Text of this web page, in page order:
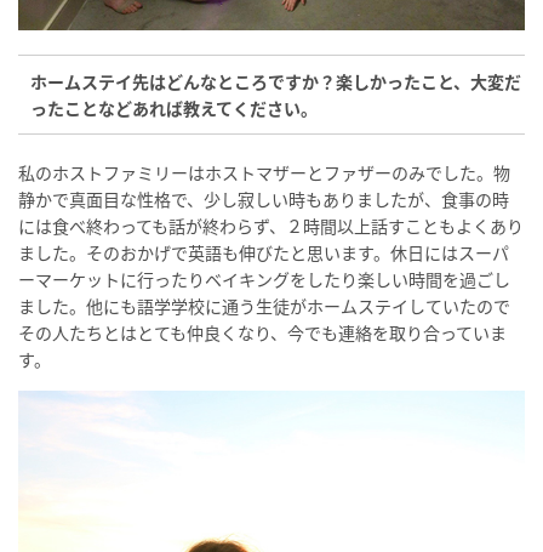
ホームステイ先はどんなところですか？楽しかったこと、大変だ
ったことなどあれば教えてください。
私のホストファミリーはホストマザーとファザーのみでした。物
静かで真面目な性格で、少し寂しい時もありましたが、食事の時
には食べ終わっても話が終わらず、２時間以上話すこともよくあり
ました。そのおかげで英語も伸びたと思います。休日にはスーパ
ーマーケットに行ったりベイキングをしたり楽しい時間を過ごし
ました。他にも語学学校に通う生徒がホームステイしていたので
その人たちとはとても仲良くなり、今でも連絡を取り合っていま
す。